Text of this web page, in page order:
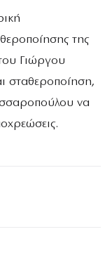
της
Γιώργου
σταθεροποίηση,
να